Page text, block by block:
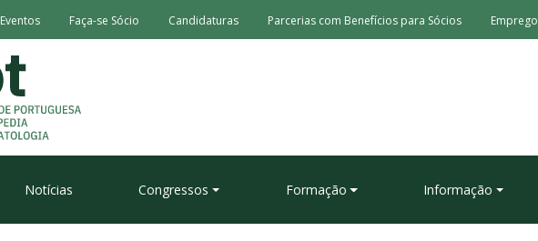
Eventos Faça-se Sócio Candidaturas Parcerias com Benefícios para Sócios Emprego
Notícias Congressos Formação Informação